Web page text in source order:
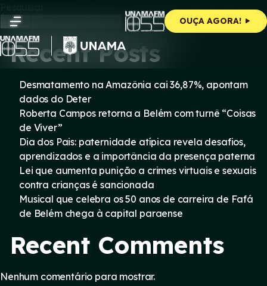
content
OUÇA AGORA!
Pesquisar
Pesquisar
Recent Posts
Desmatamento na Amazônia cai 36,87%, apontam
dados do Deter
Roberta Campos retorna a Belém com turnê “Coisas
de Viver”
Dia dos Pais: paternidade atípica revela desafios,
aprendizados e a importância da presença paterna
Lei que aumenta punição a crimes virtuais e sexuais
contra crianças é sancionada
Musical que celebra os 50 anos de carreira de Fafá
de Belém chega à capital paraense
Recent Comments
Nenhum comentário para mostrar.